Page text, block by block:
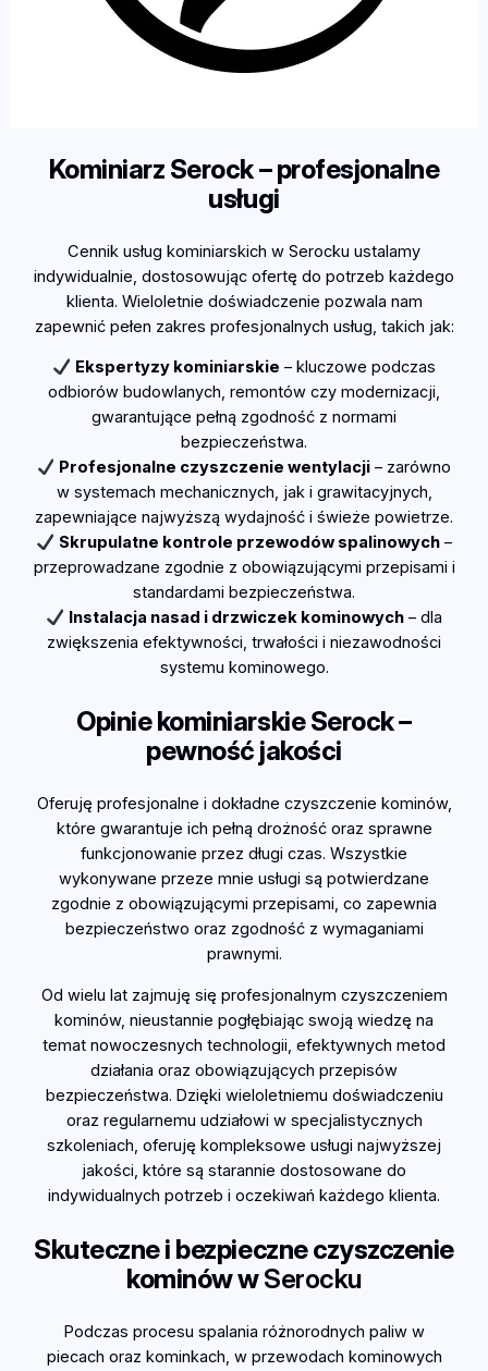
Kominiarz Serock – profesjonalne
usługi
Cennik usług kominiarskich w Serocku ustalamy
indywidualnie, dostosowując ofertę do potrzeb każdego
klienta. Wieloletnie doświadczenie pozwala nam
zapewnić pełen zakres profesjonalnych usług, takich jak:
Ekspertyzy kominiarskie – kluczowe podczas
odbiorów budowlanych, remontów czy modernizacji,
gwarantujące pełną zgodność z normami
bezpieczeństwa.
Profesjonalne czyszczenie wentylacji – zarówno
w systemach mechanicznych, jak i grawitacyjnych,
zapewniające najwyższą wydajność i świeże powietrze.
Skrupulatne kontrole przewodów spalinowych–
przeprowadzane zgodnie z obowiązującymi przepisami i
standardami bezpieczeństwa.
Instalacja nasad i drzwiczek kominowych– dla
zwiększenia efektywności, trwałości i niezawodności
systemu kominowego.
Opinie kominiarskie Serock –
pewność jakości
Oferuję profesjonalne i dokładne czyszczenie kominów,
które gwarantuje ich pełną drożność oraz sprawne
funkcjonowanie przez długi czas. Wszystkie
wykonywane przeze mnie usługi są potwierdzane
zgodnie z obowiązującymi przepisami, co zapewnia
bezpieczeństwo oraz zgodność z wymaganiami
prawnymi.
Od wielu lat zajmuję się profesjonalnym czyszczeniem
kominów, nieustannie pogłębiając swoją wiedzę na
temat nowoczesnych technologii, efektywnych metod
działania oraz obowiązujących przepisów
bezpieczeństwa. Dzięki wieloletniemu doświadczeniu
oraz regularnemu udziałowi w specjalistycznych
szkoleniach, oferuję kompleksowe usługi najwyższej
jakości, które są starannie dostosowane do
indywidualnych potrzeb i oczekiwań każdego klienta.
Skuteczne i bezpieczne czyszczenie
kominów wSerocku
Podczas procesu spalania różnorodnych paliw w
piecach oraz kominkach, w przewodach kominowych